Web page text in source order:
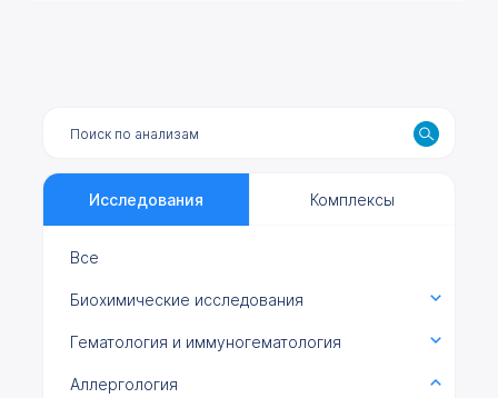
Исследования Комплексы
Все
Биохимические исследования
Гематология и иммуногематология
Аллергология